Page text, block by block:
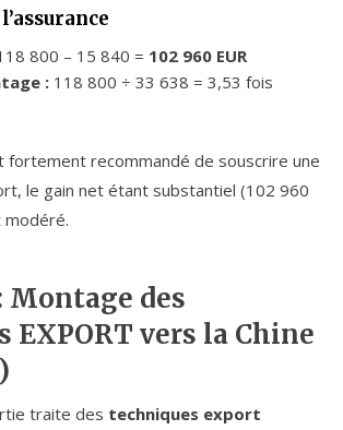
800 – 15 840 = 102 960 EUR
: 118 800 ÷ 33 638 = 3,53 fois
fortement recommandé de souscrire une
le gain net étant substantiel (102 960
modéré.
Montage des
EXPORT vers la Chine
traite des techniques export